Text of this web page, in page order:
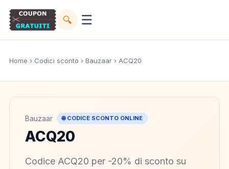
🔍 ☰
Home › Codici sconto › Bauzaar › ACQ20
Bauzaar 🌐 CODICE SCONTO ONLINE
ACQ20
Codice ACQ20 per -20% di sconto su